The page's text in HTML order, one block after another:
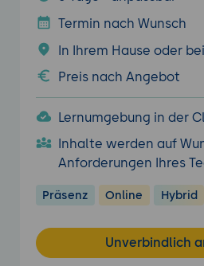
Termin nach Wunsch
In Ihrem Hause oder
Preis nach Angebot
Lernumgebung in der
Inhalte werden auf
Anforderungen Ihres
Präsenz Online Hybrid
Unverbindlich